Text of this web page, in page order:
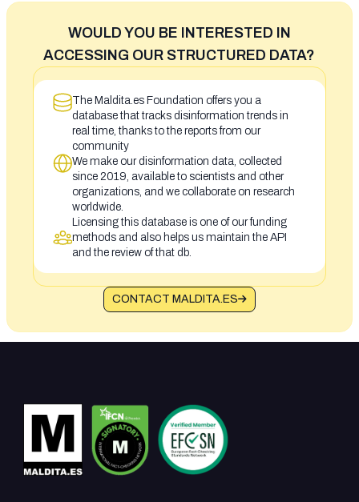
WOULD YOU BE INTERESTED IN
ACCESSING OUR STRUCTURED DATA?
The Maldita.es Foundation offers you a
database that tracks disinformation trends in
real time, thanks to the reports from our
community
We make our disinformation data, collected
since 2019, available to scientists and other
organizations, and we collaborate on research
worldwide.
Licensing this database is one of our funding
methods and also helps us maintain the API
and the review of that db.
CONTACT MALDITA.ES